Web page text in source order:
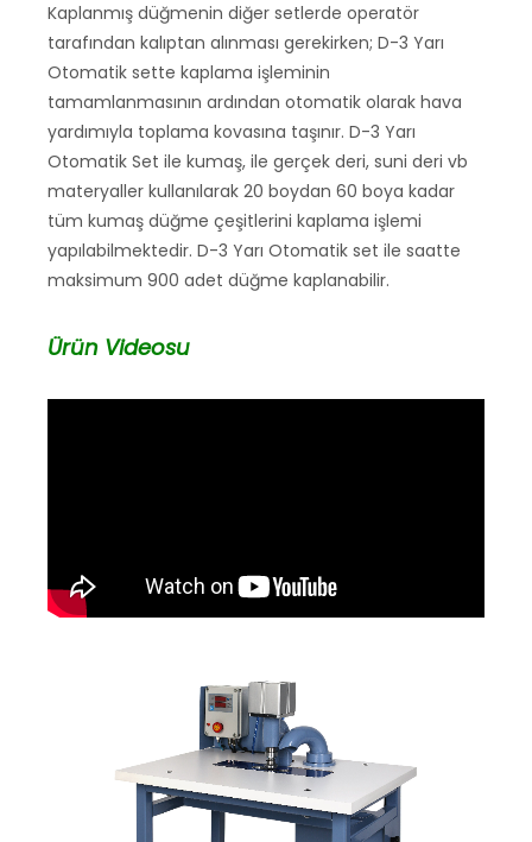
Kaplanmış düğmenin diğer setlerde operatör
tarafından kalıptan alınması gerekirken; D-3 Yarı
Otomatik sette kaplama işleminin
tamamlanmasının ardından otomatik olarak hava
yardımıyla toplama kovasına taşınır. D-3 Yarı
Otomatik Set ile kumaş, ile gerçek deri, suni deri vb
materyaller kullanılarak 20 boydan 60 boya kadar
tüm kumaş düğme çeşitlerini kaplama işlemi
yapılabilmektedir. D-3 Yarı Otomatik set ile saatte
maksimum 900 adet düğme kaplanabilir.
Ürün Videosu